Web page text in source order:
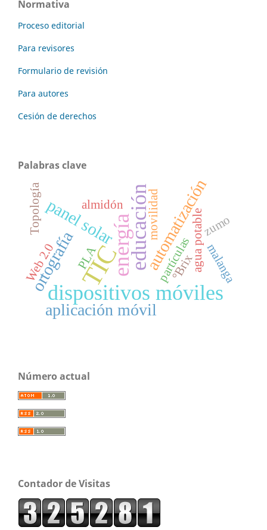
Normativa
Proceso editorial
Para revisores
Formulario de revisión
Para autores
Cesión de derechos
Palabras clave
TIC
energíaeducación
dispositivos móviles
panel solar
aplicación móvil
automatización
ortografía partículasagua potable
movilidad
malanga
PLA
Topología almidón
zumo
°Brix
Web 2.0
Número actual
Contador de Visitas